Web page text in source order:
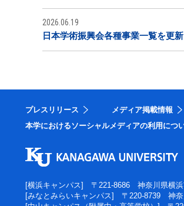
2026.06.19
日本学術振興会各種事業一覧を更
プレスリリース メディア掲載情報
本学におけるソーシャルメディアの利用につ
[横浜キャンパス] 〒221-8686 神奈川県横浜
[みなとみらいキャンパス] 〒220-8739 神奈